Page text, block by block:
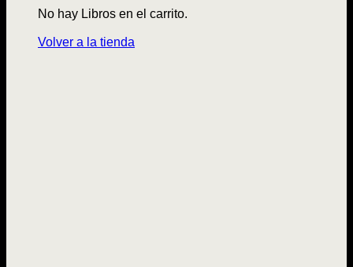
No hay Libros en el carrito.
Volver a la tienda